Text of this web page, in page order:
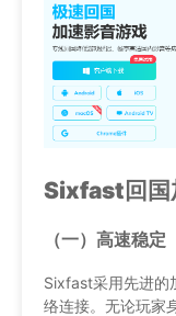
Sixfast回国
（一）高速稳定
Sixfast采用先进的
络连接。无论玩家